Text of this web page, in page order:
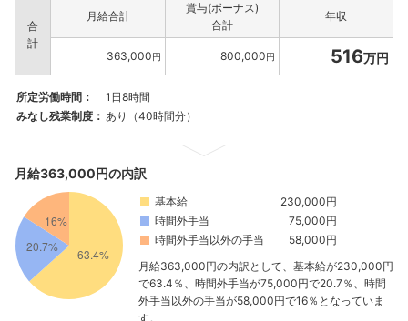
合
計
月給合計
賞与(ボーナス)
合計
年収
363,000円 800,000円 516万円
所定労働時間：
1日8時間
みなし残業制度： あり（40時間分）
月給363,000円の内訳
基本給
230,000円
時間外手当
75,000円
時間外手当以外の手当
58,000円
月給363,000円の内訳として、基本給が230,000円
で63.4％、時間外手当が75,000円で20.7％、時間
外手当以外の手当が58,000円で16％となっていま
す。